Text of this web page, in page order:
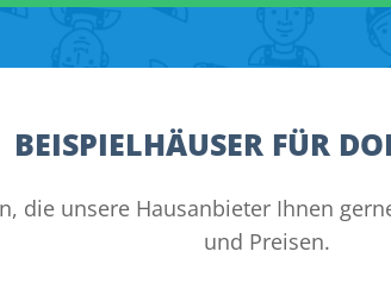
BEISPIELHÄUSER FÜR
die unsere Hausanbieter Ihnen
und Preisen.